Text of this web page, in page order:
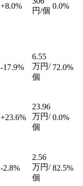
+8.0%
円/個
0.0%
-17.9%
6.55
万円/
個
72.0%
+23.6%
23.96
万円/
個
0.0%
-2.8%
2.56
万円/
個
82.5%